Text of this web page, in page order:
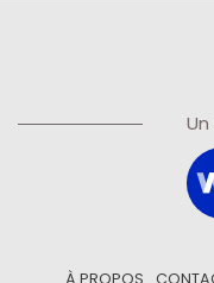
À PROPOS